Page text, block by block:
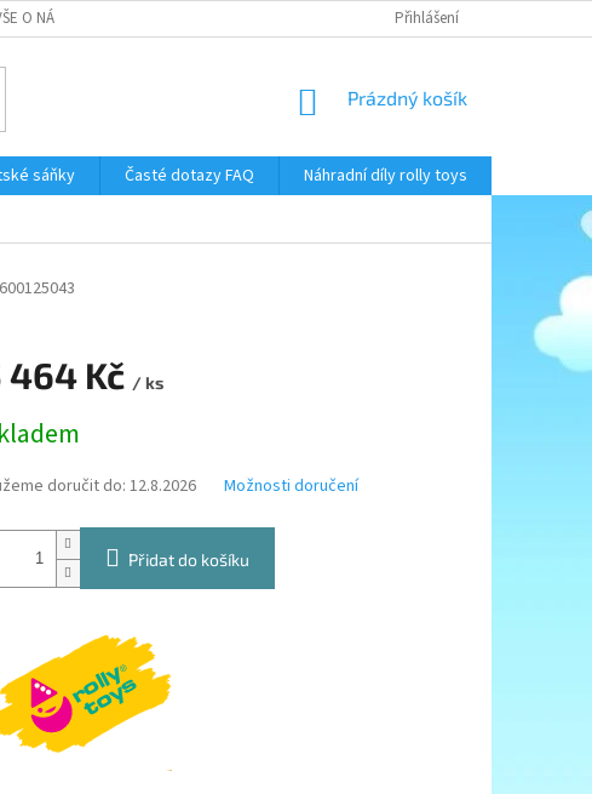
O NÁKUPU OBCHODNÍ PODMÍNKYPřihlášení
NÁKUPNÍ
Prázdný košík
sáňky Časté dotazy FAQ Náhradní díly rolly toys
600125043
464 Kč / ks
doručit do:12.8.2026 Možnosti doručení
Přidat do košíku